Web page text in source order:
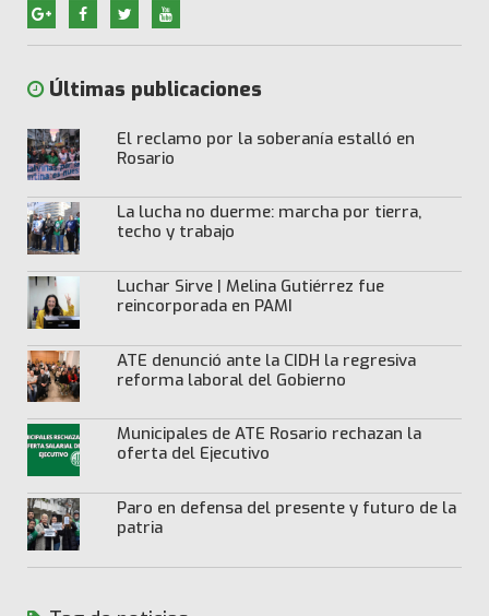
Últimas publicaciones
El reclamo por la soberanía estalló en
Rosario
La lucha no duerme: marcha por tierra,
techo y trabajo
Luchar Sirve | Melina Gutiérrez fue
reincorporada en PAMI
ATE denunció ante la CIDH la regresiva
reforma laboral del Gobierno
Municipales de ATE Rosario rechazan la
oferta del Ejecutivo
Paro en defensa del presente y futuro de la
patria